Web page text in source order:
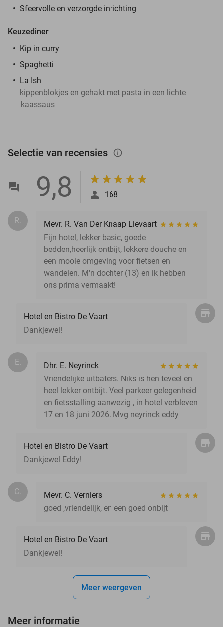
Sfeervolle en verzorgde inrichting
Keuzediner
Kip in curry
Spaghetti
La Ish
kippenblokjes en gehakt met pasta in een lichte
kaassaus
Selectie van recensies info_outlined
9,8 168
R.
Mevr. R. Van Der Knaap Lievaart
Fijn hotel, lekker basic, goede
bedden,heerlijk ontbijt, lekkere douche en
een mooie omgeving voor fietsen en
wandelen. M'n dochter (13) en ik hebben
ons prima vermaakt!
Hotel en Bistro De Vaart
Dankjewel!
E.
Dhr. E. Neyrinck
Vriendelijke uitbaters. Niks is hen teveel en
heel lekker ontbijt. Veel parkeer gelegenheid
en fietsstalling aanwezig , in hotel verbleven
17 en 18 juni 2026. Mvg neyrinck eddy
Hotel en Bistro De Vaart
Dankjewel Eddy!
C.
Mevr. C. Verniers
goed ,vriendelijk, en een goed onbijt
Hotel en Bistro De Vaart
Dankjewel!
Meer weergeven
Meer informatie